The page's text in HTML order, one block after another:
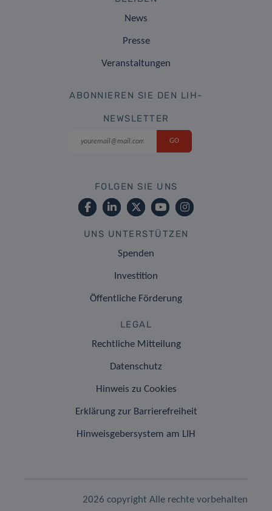
News
Presse
Veranstaltungen
ABONNIEREN SIE DEN LIH-
NEWSLETTER
FOLGEN SIE UNS
UNS UNTERSTÜTZEN
Spenden
Investition
Öffentliche Förderung
LEGAL
Rechtliche Mitteilung
Datenschutz
Hinweis zu Cookies
Erklärung zur Barrierefreiheit
Hinweisgebersystem am LIH
2026 copyright Alle rechte vorbehalten